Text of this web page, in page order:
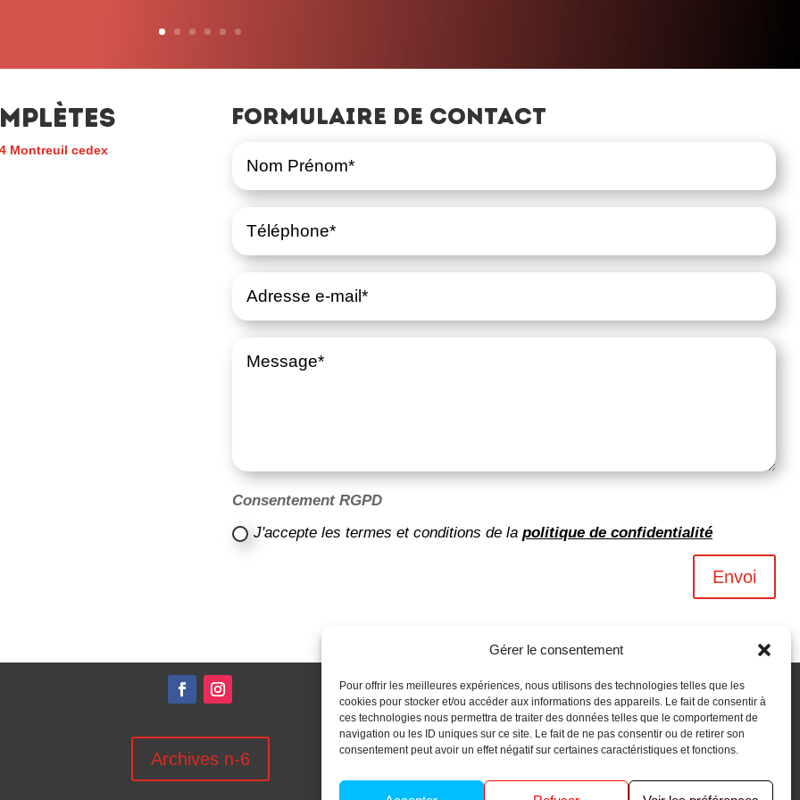
Gérer le consentement
Pour offrir les meilleures expériences, nous utilisons des technologies telles que les
cookies pour stocker et/ou accéder aux informations des appareils. Le fait de consentir à
ces technologies nous permettra de traiter des données telles que le comportement de
navigation ou les ID uniques sur ce site. Le fait de ne pas consentir ou de retirer son
consentement peut avoir un effet négatif sur certaines caractéristiques et fonctions.
Montreuil cedex
Formulaire de contact
Consentement RGPD
J'accepte les termes et conditions de la politique de confidentialité
Envoi
Archives n-6